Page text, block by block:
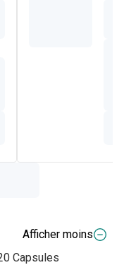
Afficher moins
Capsules